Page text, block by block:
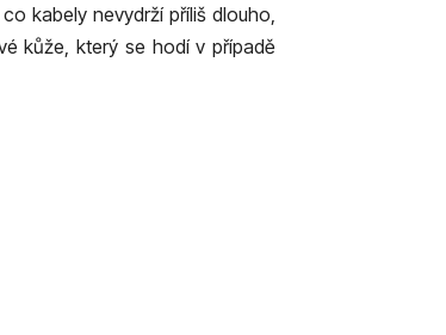
kabely nevydrží příliš dlouho,
kůže, který se hodí v případě